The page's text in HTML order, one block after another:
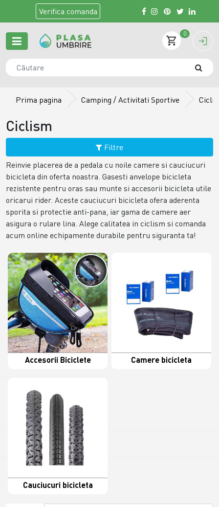
Verifica comanda
0
Prima pagina Camping / Activitati Sportive
Ciclism
Filtre
Reinvie placerea de a pedala cu noile camere si cauciucuri
bicicleta din oferta noastra. Gasesti anvelope bicicleta
rezistente pentru oras sau munte si accesorii bicicleta utile
oricarui rider. Aceste cauciucuri bicicleta ofera aderenta
sporita si protectie anti-pana, iar gama de camere aer
asigura o rulare lina. Alege calitatea in ciclism si comanda
acum online echipamente durabile pentru siguranta ta!
Accesorii Biciclete Camere bicicleta
Cauciucuri bicicleta